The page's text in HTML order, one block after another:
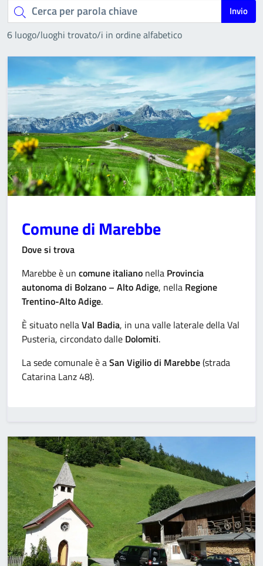
Cerca
per
parola
Invio
6 luogo/luoghi trovato/i in ordine alfabetico
Comune di Marebbe
Dove si trova
Marebbe è un comune italiano nella Provincia
autonoma di Bolzano – Alto Adige, nella Regione
Trentino-Alto Adige.
È situato nellaVal Badia, in una valle laterale della Val
Pusteria, circondato dalle Dolomiti.
La sede comunale è aSan Vigilio di Marebbe(strada
Catarina Lanz 48).